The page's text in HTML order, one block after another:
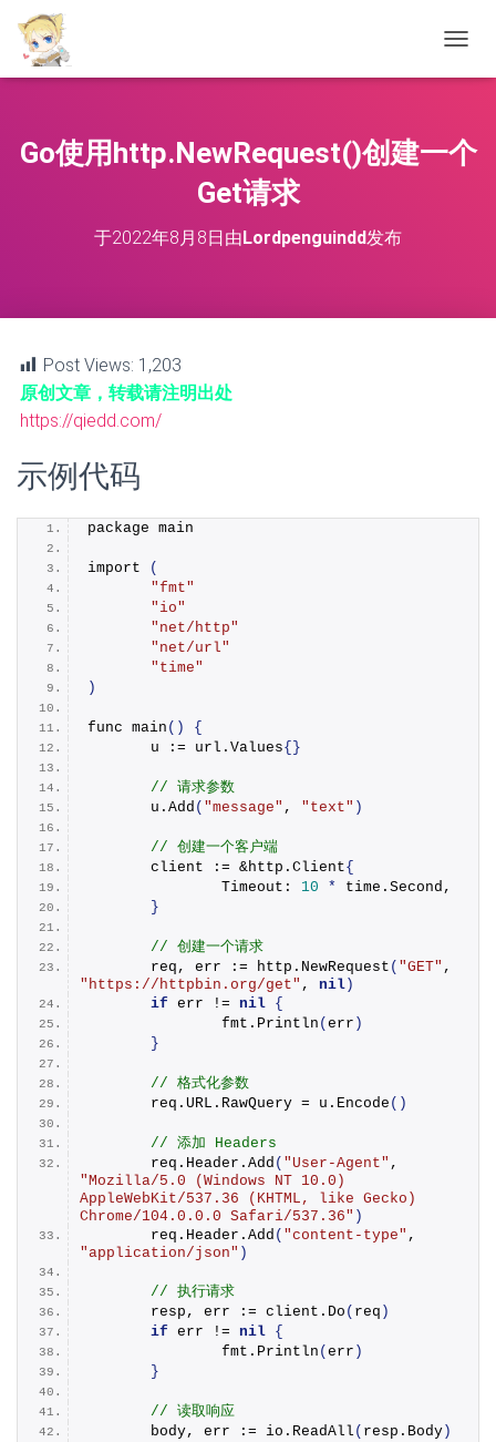
换
Go使用http.NewRequest()创建一个
Get请求
于2022年8月8日由Lordpenguindd发布
Post Views: 1,203
原创文章，转载请注明出处
https://qiedd.com/
示例代码
package main
import
(
"fmt"
"io"
"net/http"
"net/url"
"time"
)
func main ()
{
	u := url.
Values{}
// 请求参数
	u.
Add ( "message" , "text" )
// 创建一个客户端
	client := &http.
Client{
		Timeout:
10 * time. Second ,
}
// 创建一个请求
	req, err := http.
NewRequest ( "GET"
"https://httpbin.org/get" , nil )
if err != nil {
		fmt.
Println ( err )
}
// 格式化参数
	req.
URL . RawQuery = u. Encode ()
// 添加 Headers
	req.
Header . Add ( "User-Agent"
"Mozilla/5.0 (Windows NT 10.0)
AppleWebKit/537.36 (KHTML, like Gecko)
Chrome/104.0.0.0 Safari/537.36" )
	req.
Header . Add ( "content-type"
"application/json" )
// 执行请求
	resp, err := client.
Do ( req )
if err != nil {
		fmt.
Println ( err )
}
// 读取响应
	body, err := io.
ReadAll ( resp. Body )